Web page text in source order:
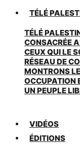
TÉLÉ
TÉLÉ
CONSACRÉE
CEUX QUI LE
RÉSEAU DE
MONTRONS
OCCUPATION
UN PEUPLE
VIDÉOS
ÉDITIONS